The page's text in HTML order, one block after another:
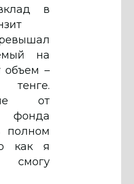
в
на
объем –
от
полном
как я